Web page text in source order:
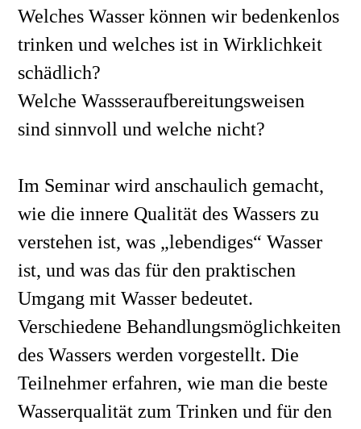
Welches Wasser können wir bedenkenlos
trinken und welches ist in Wirklichkeit
schädlich?
Welche Wassseraufbereitungsweisen
sind sinnvoll und welche nicht?
Im Seminar wird anschaulich gemacht,
wie die innere Qualität des Wassers zu
verstehen ist, was „lebendiges“ Wasser
ist, und was das für den praktischen
Umgang mit Wasser bedeutet.
Verschiedene Behandlungsmöglichkeiten
des Wassers werden vorgestellt. Die
Teilnehmer erfahren, wie man die beste
Wasserqualität zum Trinken und für den